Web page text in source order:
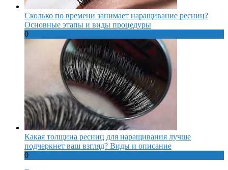
Сколько по времени занимает наращивание ресниц?
Основные этапы и виды процедуры
0
Какая толщина ресниц для наращивания лучше
подчеркнет ваш взгляд? Виды и описание
0